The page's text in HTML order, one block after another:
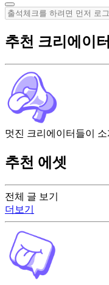
전체 글 보기
더보기
추천 크리에이터
멋진 크리에이터들이
추천 에셋